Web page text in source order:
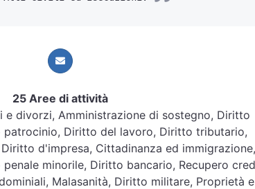
25 Aree di attività
e divorzi, Amministrazione di sostegno, Diritto
patrocinio, Diritto del lavoro, Diritto tributario,
d'impresa, Cittadinanza ed immigrazione,
minorile, Diritto bancario, Recupero
Malasanità, Diritto militare, Proprietà e